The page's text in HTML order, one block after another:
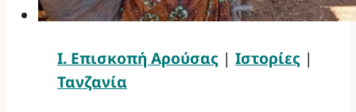
Ι. Επισκοπή Αρούσας | Ιστορίες |
Τανζανία